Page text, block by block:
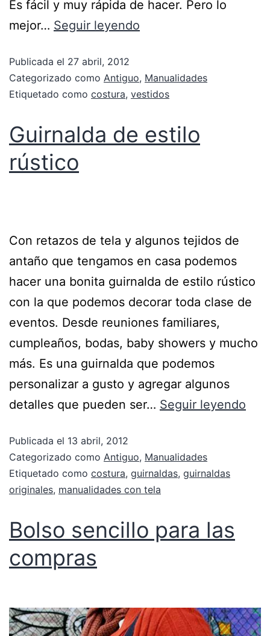
Es fácil y muy rápida de hacer. Pero lo
mejor… Seguir leyendo
Publicada el 27 abril, 2012
Categorizado como Antiguo, Manualidades
Etiquetado como costura, vestidos
Guirnalda de estilo
rústico
Con retazos de tela y algunos tejidos de
antaño que tengamos en casa podemos
hacer una bonita guirnalda de estilo rústico
con la que podemos decorar toda clase de
eventos. Desde reuniones familiares,
cumpleaños, bodas, baby showers y mucho
más. Es una guirnalda que podemos
personalizar a gusto y agregar algunos
detalles que pueden ser… Seguir leyendo
Publicada el 13 abril, 2012
Categorizado como Antiguo, Manualidades
Etiquetado como costura, guirnaldas, guirnaldas
originales, manualidades con tela
Bolso sencillo para las
compras